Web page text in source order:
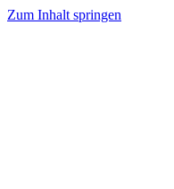
Zum Inhalt springen